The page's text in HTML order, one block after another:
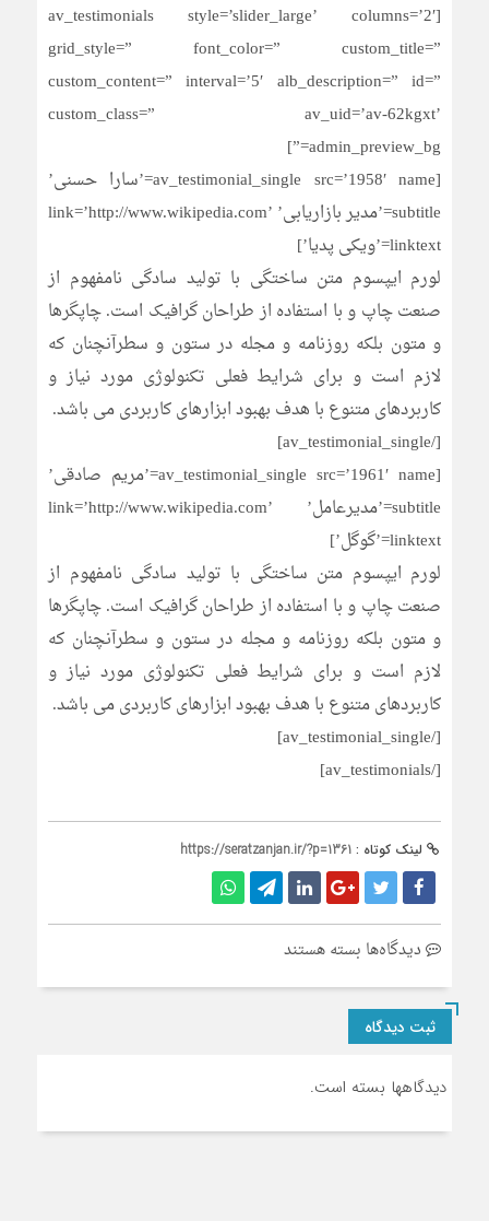
[av_testimonials style=’slider_large’ columns=’2′
grid_style=” font_color=” custom_title=”
custom_content=” interval=’5′ alb_description=” id=”
custom_class=” av_uid=’av-62kgxt’
admin_preview_bg=”]
[av_testimonial_single src=’1958′ name=’سارا حسنی’
subtitle=’مدیر بازاریابی’ link=’http://www.wikipedia.com’
linktext=’ویکی پدیا’]
لورم ایپسوم متن ساختگی با تولید سادگی نامفهوم از
صنعت چاپ و با استفاده از طراحان گرافیک است. چاپگرها
و متون بلکه روزنامه و مجله در ستون و سطرآنچنان که
لازم است و برای شرایط فعلی تکنولوژی مورد نیاز و
کاربردهای متنوع با هدف بهبود ابزارهای کاربردی می باشد.
[/av_testimonial_single]
[av_testimonial_single src=’1961′ name=’مریم صادقی’
subtitle=’مدیرعامل’ link=’http://www.wikipedia.com’
linktext=’گوگل’]
لورم ایپسوم متن ساختگی با تولید سادگی نامفهوم از
صنعت چاپ و با استفاده از طراحان گرافیک است. چاپگرها
و متون بلکه روزنامه و مجله در ستون و سطرآنچنان که
لازم است و برای شرایط فعلی تکنولوژی مورد نیاز و
کاربردهای متنوع با هدف بهبود ابزارهای کاربردی می باشد.
[/av_testimonial_single]
[/av_testimonials]
لینک کوتاه : https://seratzanjan.ir/?p=1361
دیدگاه‌ها برای
مشتریان
بسته هستند
ثبت دیدگاه
دیدگاهها بسته است.